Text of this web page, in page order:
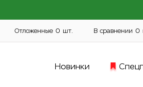
Отложенные 0 шт. В сравнении 0
Новинки